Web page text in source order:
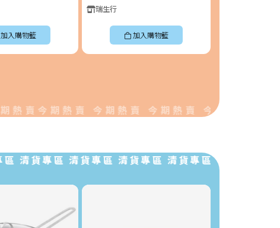
入購物籃
瑞生行
加入購物籃
期熱賣 今期熱賣 今期熱賣 今期熱賣 今
專區 清貨專區 清貨專區 清貨專區 清貨專區 清